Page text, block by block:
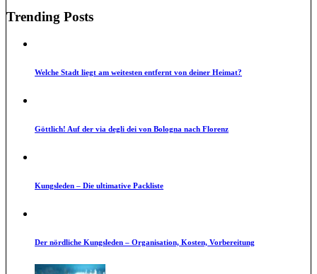
Trending Posts
Welche Stadt liegt am weitesten entfernt von deiner Heimat?
Göttlich! Auf der via degli dei von Bologna nach Florenz
Kungsleden – Die ultimative Packliste
Der nördliche Kungsleden – Organisation, Kosten, Vorbereitung